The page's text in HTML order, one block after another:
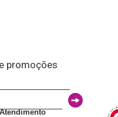
promoções
Atendimento